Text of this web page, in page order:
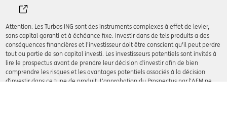
Attention: Les Turbos ING sont des instruments complexes à effet de levier,
sans capital garanti et à échéance fixe. Investir dans de tels produits a des
conséquences financières et l'investisseur doit être conscient qu'il peut perdre
tout ou partie de son capital investi. Les investisseurs potentiels sont invités à
lire le prospectus avant de prendre leur décision d’investir afin de bien
comprendre les risques et les avantages potentiels associés à la décision
d’investir dans ce type de produit. L’approbation du Prospectus par l’AFM ne